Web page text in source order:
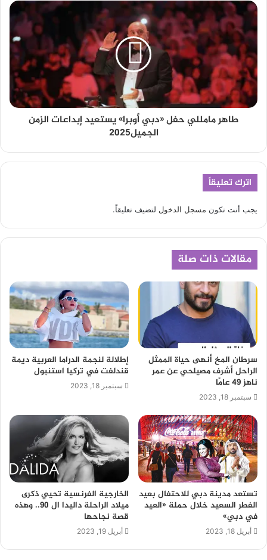
طاهر مامللي حفل «دبي أوبرا» يستعيد إبداعات الزمن
الجميل2025
اترك تعليقاً
يجب أنت تكون مسجل الدخول لتضيف تعليقاً.
مقالات ذات صلة
سرطان المخ أنهى حياة الممثل
الراحل أشرف مصيلحي عن عمر
ناهز 49 عامًا
سبتمبر 18, 2023
إطلالة لنجمة الدراما العربية ديمة
قندلفت في تركيا استنبول
سبتمبر 18, 2023
تستعد مدينة دبي للاحتفال بعيد
الفطر السعيد خلال حملة «العيد
في دبي»
أبريل 18, 2023
الخارجية الفرنسية تحيي ذكرى
ميلاد الراحلة داليدا ال 90.. وهذه
قصة نجاحها
أبريل 19, 2023